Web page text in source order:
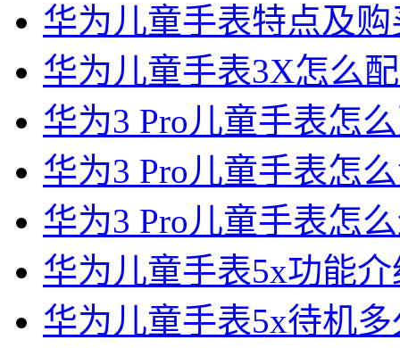
华为儿童手表特点及
华为儿童手表3X怎么
华为3 Pro儿童手表怎
华为3 Pro儿童手表怎
华为3 Pro儿童手表怎
华为儿童手表5x功能介
华为儿童手表5x待机多